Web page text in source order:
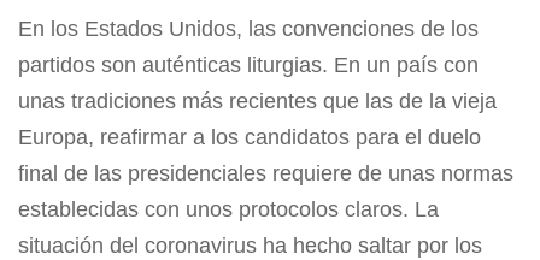
En los Estados Unidos, las convenciones de los
partidos son auténticas liturgias. En un país con
unas tradiciones más recientes que las de la vieja
Europa, reafirmar a los candidatos para el duelo
final de las presidenciales requiere de unas normas
establecidas con unos protocolos claros. La
situación del coronavirus ha hecho saltar por los